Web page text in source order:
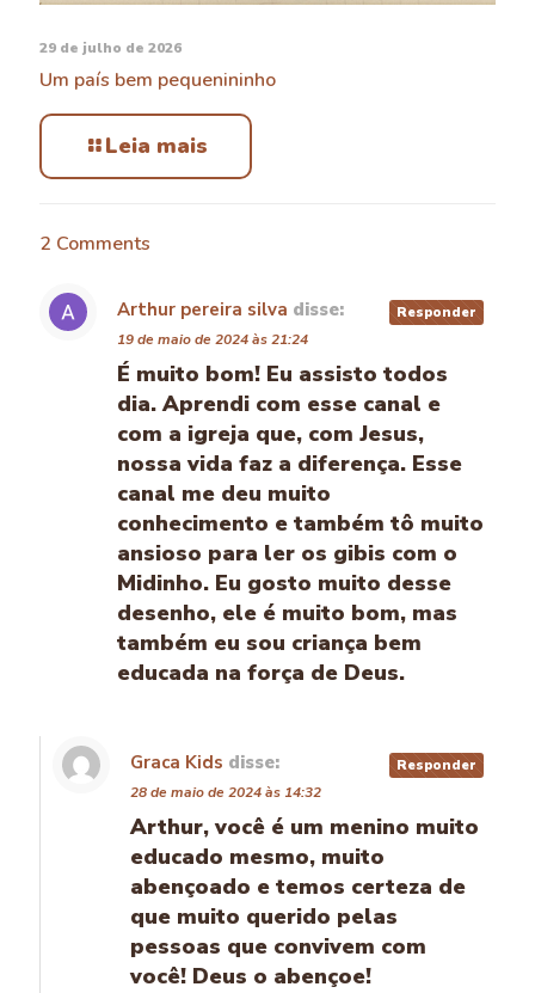
29 de julho de 2026
Um país bem pequenininho
Leia mais
2 Comments
Arthur pereira silva disse:
19 de maio de 2024 às 21:24
É muito bom! Eu assisto todos
dia. Aprendi com esse canal e
com a igreja que, com Jesus,
nossa vida faz a diferença. Esse
canal me deu muito
conhecimento e também tô muito
ansioso para ler os gibis com o
Midinho. Eu gosto muito desse
desenho, ele é muito bom, mas
também eu sou criança bem
educada na força de Deus.
Responder
Graca Kids disse:
28 de maio de 2024 às 14:32
Arthur, você é um menino muito
educado mesmo, muito
abençoado e temos certeza de
que muito querido pelas
pessoas que convivem com
você! Deus o abençoe!
Responder